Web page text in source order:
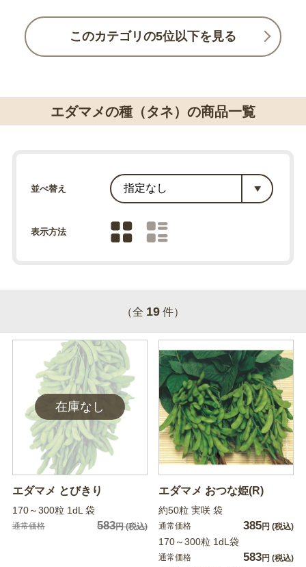
このカテゴリの5位以下を見る
エダマメの種（タネ）の商品一覧
並べ替え
表示方法
（全 19 件）
エダマメ とびきり
170～300粒 1dL 袋
通常価格 583円(税込)
エダマメ おつな姫(R)
約50粒 実咲 袋
通常価格 385円 (税込)
170～300粒 1dL袋
通常価格 583円 (税込)